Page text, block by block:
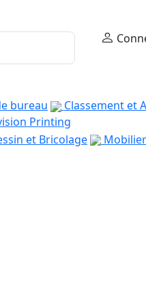
bureau
Classement et
Printing
et Bricolage